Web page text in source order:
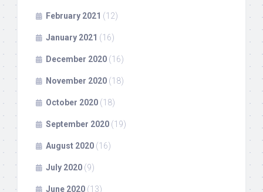
February 2021 (12)
January 2021 (16)
December 2020 (16)
November 2020 (18)
October 2020 (18)
September 2020 (19)
August 2020 (16)
July 2020 (9)
June 2020 (13)